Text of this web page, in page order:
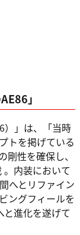
」
）」は、「当時
トを掲げている
性を確保し、
。内装において
へとリファイン
ングフィールを
と進化を遂げて